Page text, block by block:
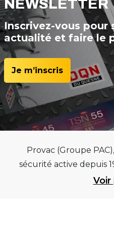
NEWSLETTER
Inscrivez-vous pour
actualité et faire le
Je m’inscris
Provac (Groupe
sécurité active depuis
équipements pour
Voir